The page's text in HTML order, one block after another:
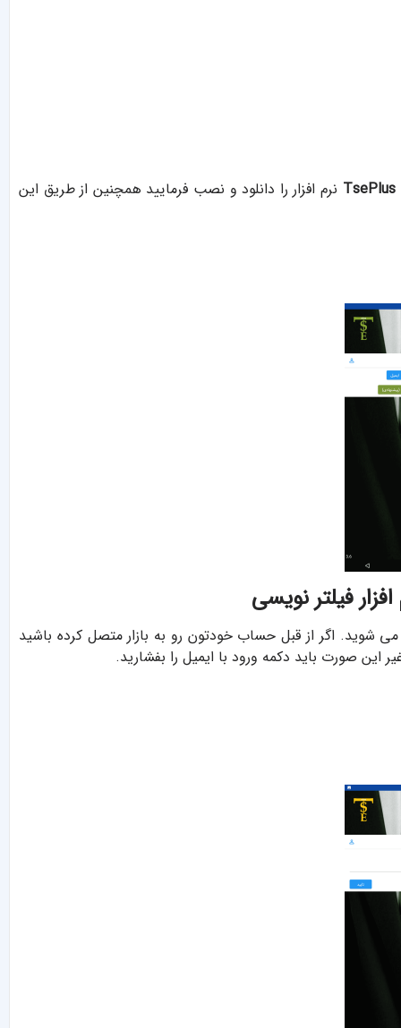
TsePlus نرم افزار را دانلود و نصب فرمایید همچنین از طریق این
شوید. اگر از قبل حساب خودتون رو به بازار متصل کرده باشید
این صورت باید دکمه ورود با ایمیل را بفشارید.